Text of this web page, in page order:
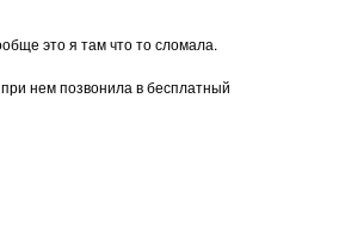
это я там что то сломала.
нем позвонила в бесплатный